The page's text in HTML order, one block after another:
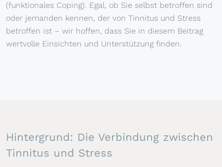
(funktionales Coping). Egal, ob Sie selbst betroffen sind
oder jemanden kennen, der von Tinnitus und Stress
betroffen ist – wir hoffen, dass Sie in diesem Beitrag
wertvolle Einsichten und Unterstützung finden.
Hintergrund: Die Verbindung zwischen
Tinnitus und Stress